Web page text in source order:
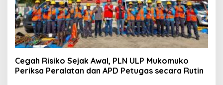
Cegah Risiko Sejak Awal, PLN ULP Mukomuko
Periksa Peralatan dan APD Petugas secara Rutin